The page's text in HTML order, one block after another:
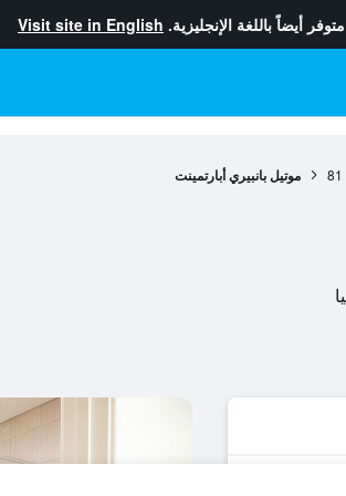
متوفر أيضاً باللغة الإنجليزية. Visit site in English
81 موتيل بانبيري أبارتمينت